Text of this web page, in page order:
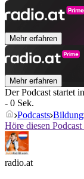
Mehr erfahren
Mehr erfahren
Der Podcast startet in
- 0 Sek.
Podcasts Bildung
Höre diesen
radio.at